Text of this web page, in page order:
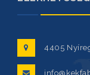
4405